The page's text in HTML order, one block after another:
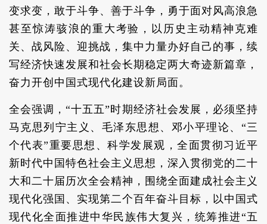
变求变，敢于斗争、善于斗争，勇于面对风高浪急
甚至惊涛骇浪的重大考验，以历史主动精神克难
关、战风险、迎挑战，集中力量办好自己的事，续
写经济快速发展和社会长期稳定两大奇迹新篇章，
奋力开创中国式现代化建设新局面。
全会强调，“十五五”时期经济社会发展，必须坚持
马克思列宁主义、毛泽东思想、邓小平理论、“三
个代表”重要思想、科学发展观，全面贯彻习近平
新时代中国特色社会主义思想，深入贯彻党的二十
大和二十届历次全会精神，围绕全面建成社会主义
现代化强国、实现第二个百年奋斗目标，以中国式
现代化全面推进中华民族伟大复兴，统筹推进“五